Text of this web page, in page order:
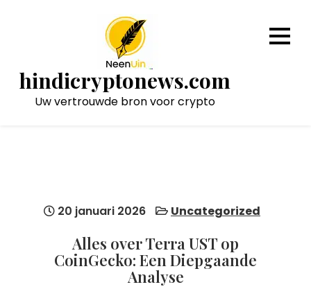
hindicryptonews.com
Uw vertrouwde bron voor crypto
20 januari 2026 Uncategorized
Alles over Terra UST op
CoinGecko: Een Diepgaande
Analyse